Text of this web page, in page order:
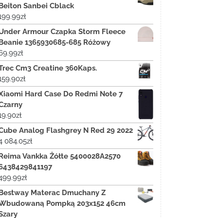
Sanbei Cblack
zł
Armour Czapka Storm Fleece
1365930685-685 Różowy
zł
Cm3 Creatine 360Kaps.
zł
Hard Case Do Redmi Note 7
zł
Analog Flashgrey N Red 29 2022
084.05zł
Vankka Żółte 5400028A2570
zł
Materac Dmuchany Z
Pompką 203x152 46cm